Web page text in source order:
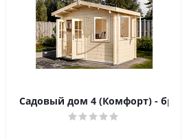
Садовый дом 4 (Комфорт) - брус